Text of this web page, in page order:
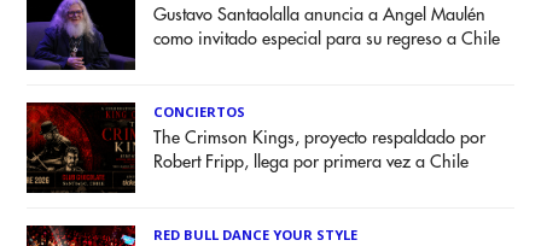
Gustavo Santaolalla anuncia a Angel Maulén
como invitado especial para su regreso a Chile
CONCIERTOS
The Crimson Kings, proyecto respaldado por
Robert Fripp, llega por primera vez a Chile
RED BULL DANCE YOUR STYLE